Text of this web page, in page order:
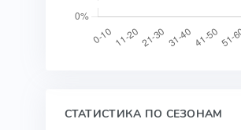
СТАТИСТИКА ПО СЕЗОНАМ